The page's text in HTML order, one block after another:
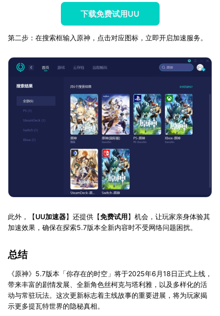
下载免费试用UU
第二步：在搜索框输入原神，点击对应图标，立即开启加速服务。
此外，【UU加速器】还提供【免费试用】机会，让玩家亲身体验其
加速效果，确保在探索5.7版本全新内容时不受网络问题困扰。
总结
《原神》5.7版本「你存在的时空」将于2025年6月18日正式上线，
带来丰富的剧情发展、全新角色丝柯克与塔利雅，以及多样化的活
动与常驻玩法。这次更新标志着主线故事的重要进展，将为玩家揭
示更多提瓦特世界的隐秘真相。